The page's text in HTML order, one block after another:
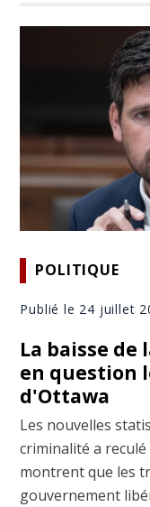
POLITIQUE
Publié le 24 juillet
La baisse
en question
d'Ottawa
Les nouvelles
criminalité a
montrent que les
gouvernement